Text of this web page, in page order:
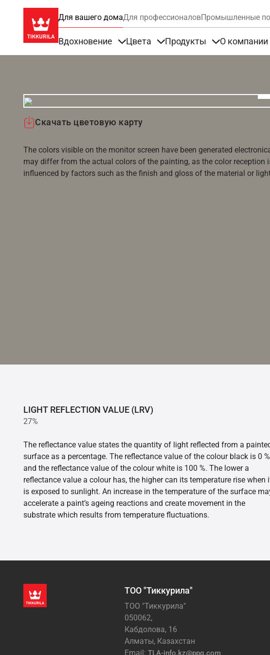
Для вашего домаДля профессионаловПромышленные
Вдохновение Цвета Продукты О компании
Скачать цветовую карту
The colors visible on the monitor screen have been generated
may differ from the actual colors of the painting, as the color reception
influenced by factors such as the finish and gloss of the material or
LIGHT REFLECTION VALUE (LRV)
27%
The reflectance value states the quantity of light reflected from a
surface as a percentage. The reflectance value of the colour black is 0 %
and the reflectance value of the colour white is 100 %. The lower a
reflectance value a colour has, the higher can its temperature rise when
is exposed to sunlight. An increase in the temperature of the surface
accelerate a paint’s ageing reactions and create movement in the
substrate which results from temperature fluctuations.
ТОО "Тиккурила"
ТОО "Тиккурила"
050062,
Кабдолова, 16
Алматы, Казахстан
Email: TLA-info.kz@ppg.com